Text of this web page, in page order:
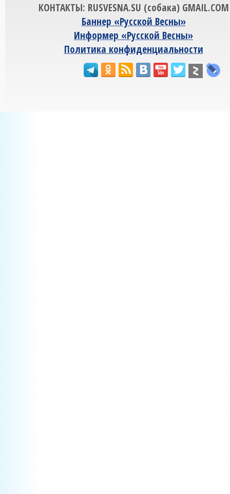
КОНТАКТЫ: RUSVESNA.SU (собака) GMAIL.COM
Баннер «Русской Весны»
Информер «Русской Весны»
Политика конфиденциальности